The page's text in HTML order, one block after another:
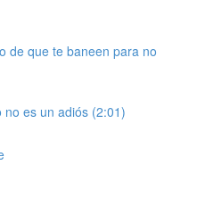
de que te baneen para no
es un adiós (2:01)